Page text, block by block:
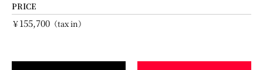
PRICE
￥155,700 （tax in）